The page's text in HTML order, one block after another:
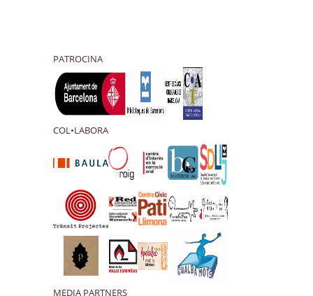
PATROCINA
COL•LABORA
MEDIA PARTNERS